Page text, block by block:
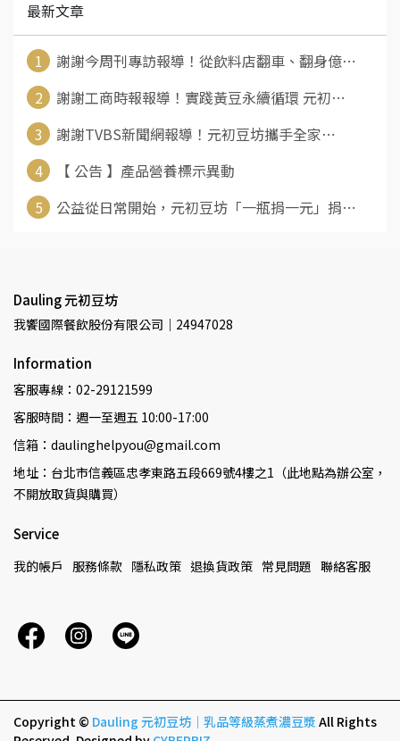
最新文章
1
謝謝今周刊專訪報導！從飲料店翻車、翻身億⋯
2
謝謝工商時報報導！實踐黃豆永續循環 元初⋯
3
謝謝TVBS新聞網報導！元初豆坊攜手全家⋯
4
【 公告 】產品營養標示異動
5
公益從日常開始，元初豆坊「一瓶捐一元」捐⋯
Dauling 元初豆坊
我饗國際餐飲股份有限公司｜24947028
Information
客服專線：02-29121599
客服時間：週一至週五 10:00-17:00
信箱：daulinghelpyou@gmail.com
地址：台北市信義區忠孝東路五段669號4樓之1（此地點為辦公室，
不開放取貨與購買）
Service
我的帳戶 服務條款 隱私政策 退換貨政策 常見問題 聯絡客服
Copyright © Dauling 元初豆坊｜乳品等級蒸煮濃豆漿 All Rights